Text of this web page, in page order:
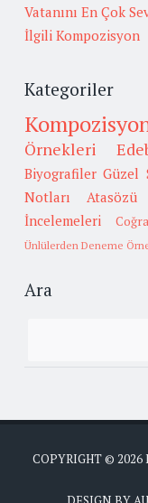
Vatanını En Çok
İlgili Kompozisyon
Kategoriler
Örnekleri
Biyografiler Güzel
Notları
İncelemeleri
Ünlülerden Deneme
Ara
COPYRIGHT © 2026